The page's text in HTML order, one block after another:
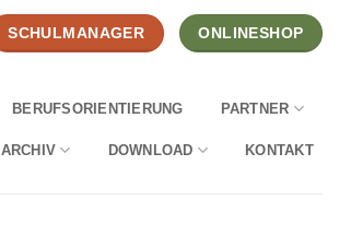
SCHULMANAGER ONLINESHOP
BERUFSORIENTIERUNG PARTNER
ARCHIV DOWNLOAD KONTAKT